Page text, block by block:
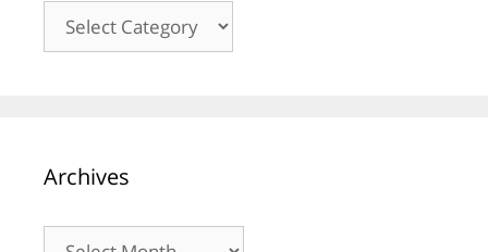
Kategori
Archives
Archives